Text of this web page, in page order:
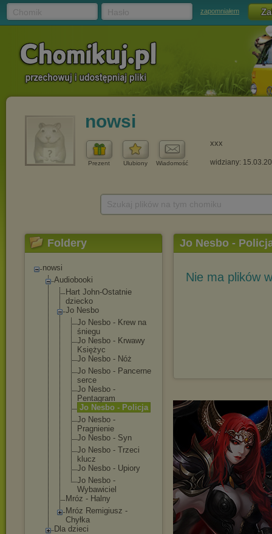
zapomniałem
nowsi
Prezent Ulubiony Wiadomość
xxx
widziany:
Foldery
nowsi
Audiobooki
Hart John-Ostatnie
dziecko
Jo Nesbo
Jo Nesbo - Krew na
śniegu
Jo Nesbo - Krwawy
Księżyc
Jo Nesbo - Nóż
Jo Nesbo - Pancerne
serce
Jo Nesbo -
Pentagram
Jo Nesbo - Policja
Jo Nesbo -
Pragnienie
Jo Nesbo - Syn
Jo Nesbo - Trzeci
klucz
Jo Nesbo - Upiory
Jo Nesbo -
Wybawiciel
Mróz - Halny
Mróz Remigiusz -
Chyłka
Dla dzieci
Jo Nesbo -
Nie ma plików